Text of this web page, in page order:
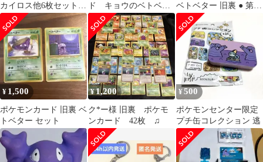
カイロス他6枚セット
拡張シート
ド キョウのベトベタ
ー
ベトベター 旧裏 ● 第4
弾拡張パック ロケット
団 他セ
¥ 1,500
ポケモンカード 旧裏 ベ
トベター セット
¥1,200
ク*ー様 旧裏 ポケモ
ンカード 42枚 ♫
¥500
ポケモンセンター限定
プチ缶コレクション 逃